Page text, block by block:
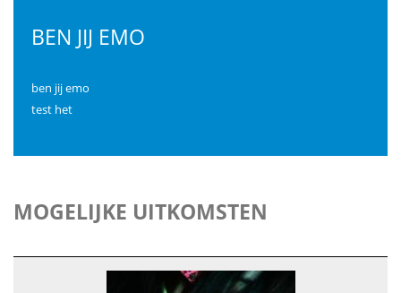
BEN JIJ EMO
ben jij emo
test het
MOGELIJKE UITKOMSTEN